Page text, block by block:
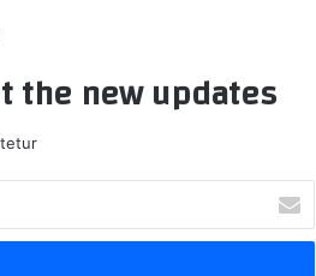
the new updates!
بريدك
الإلكتروني